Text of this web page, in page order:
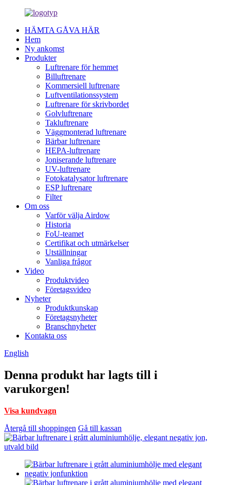
HÄMTA GÅVA HÄR
Hem
Ny ankomst
Produkter
Luftrenare för hemmet
Billuftrenare
Kommersiell luftrenare
Luftventilationssystem
Luftrenare för skrivbordet
Golvluftrenare
Takluftrenare
Väggmonterad luftrenare
Bärbar luftrenare
HEPA-luftrenare
Joniserande luftrenare
UV-luftrenare
Fotokatalysator luftrenare
ESP luftrenare
Filter
Om oss
Varför välja Airdow
Historia
FoU-teamet
Certifikat och utmärkelser
Utställningar
Vanliga frågor
Video
Produktvideo
Företagsvideo
Nyheter
Produktkunskap
Företagsnyheter
Branschnyheter
Kontakta oss
English
Denna produkt har lagts till i
varukorgen!
Visa kundvagn
Återgå till shoppingen Gå till kassan